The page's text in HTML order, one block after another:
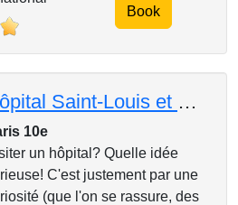
Book
Hôpital Saint-Louis et Henri IV
10e
un hôpital? Quelle idée
C'est justement par une
(que l'on se rassure, des